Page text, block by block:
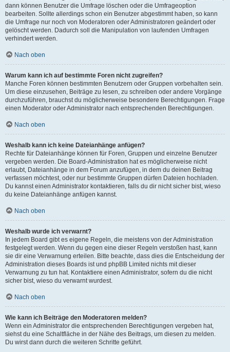
dann können Benutzer die Umfrage löschen oder die Umfrageoption
bearbeiten. Sollte allerdings schon ein Benutzer abgestimmt haben, so kann
die Umfrage nur noch von Moderatoren oder Administratoren geändert oder
gelöscht werden. Dadurch soll die Manipulation von laufenden Umfragen
verhindert werden.
Nach oben
Warum kann ich auf bestimmte Foren nicht zugreifen?
Manche Foren können bestimmten Benutzern oder Gruppen vorbehalten sein.
Um diese einzusehen, Beiträge zu lesen, zu schreiben oder andere Vorgänge
durchzuführen, brauchst du möglicherweise besondere Berechtigungen. Frage
einen Moderator oder Administrator nach entsprechenden Berechtigungen.
Nach oben
Weshalb kann ich keine Dateianhänge anfügen?
Rechte für Dateianhänge können für Foren, Gruppen und einzelne Benutzer
vergeben werden. Die Board-Administration hat es möglicherweise nicht
erlaubt, Dateianhänge in dem Forum anzufügen, in dem du deinen Beitrag
verfassen möchtest, oder nur bestimmte Gruppen dürfen Dateien hochladen.
Du kannst einen Administrator kontaktieren, falls du dir nicht sicher bist, wieso
du keine Dateianhänge anfügen kannst.
Nach oben
Weshalb wurde ich verwarnt?
In jedem Board gibt es eigene Regeln, die meistens von der Administration
festgelegt werden. Wenn du gegen eine dieser Regeln verstoßen hast, kann
sie dir eine Verwarnung erteilen. Bitte beachte, dass dies die Entscheidung der
Administration dieses Boards ist und phpBB Limited nichts mit dieser
Verwarnung zu tun hat. Kontaktiere einen Administrator, sofern du die nicht
sicher bist, wieso du verwarnt wurdest.
Nach oben
Wie kann ich Beiträge den Moderatoren melden?
Wenn ein Administrator die entsprechenden Berechtigungen vergeben hat,
siehst du eine Schaltfläche in der Nähe des Beitrags, um diesen zu melden.
Du wirst dann durch die weiteren Schritte geführt.